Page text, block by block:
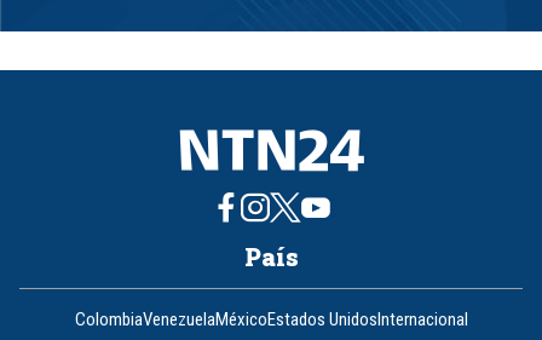
8
País
ColombiaVenezuelaMéxicoEstados UnidosInternacional